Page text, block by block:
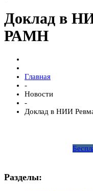
Доклад в
РАМН
Главная
-
Новости
-
Доклад в НИИ
Разделы: